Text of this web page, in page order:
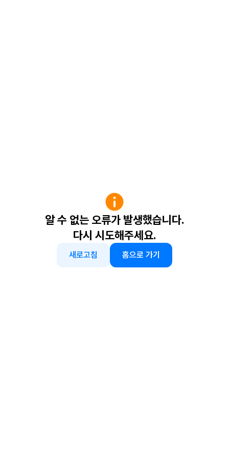
알 수 없는 오류가 발생했습니다.
다시 시도해주세요.
새로고침 홈으로 가기